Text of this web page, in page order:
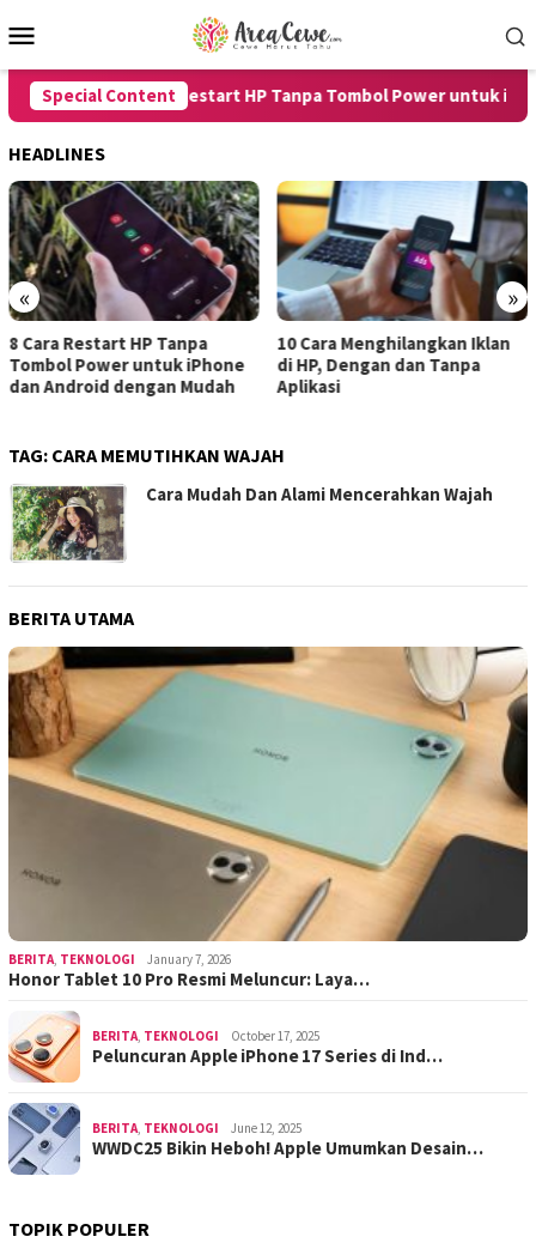
to
Menu
Special Content
8 Cara Restart HP Tanpa Tombol Power untuk
HEADLINES
« »
Restart HP Tanpa
Power untuk iPhone
dengan Mudah
10 Cara Menghilangkan Iklan
di HP, Dengan dan Tanpa
Aplikasi
7
TAG: CARA MEMUTIHKAN WAJAH
Cara Mudah Dan Alami Mencerahkan Wajah
BERITA UTAMA
BERITA TEKNOLOGI January 7, 2026
Honor Tablet 10 Pro Resmi Meluncur: Laya…
BERITA TEKNOLOGI October 17, 2025
Peluncuran Apple iPhone 17 Series di Ind…
BERITA TEKNOLOGI June 12, 2025
WWDC25 Bikin Heboh! Apple Umumkan Desain…
TOPIK POPULER